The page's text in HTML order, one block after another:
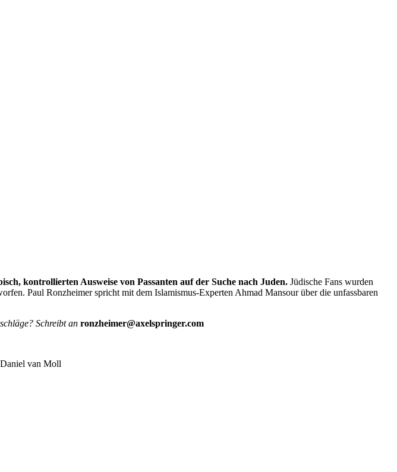
kontrollierten Ausweise von Passanten auf der Suche nach Juden. Jüdische Fans wurden
Paul Ronzheimer spricht mit dem Islamismus-Experten Ahmad Mansour über die unfassbaren
Schreibt an ronzheimer@axelspringer.com
Daniel van Moll